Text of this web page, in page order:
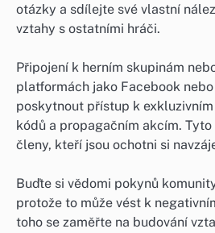
otázky a sdílejte své vlastní
vztahy s ostatními hráči.
Připojení k herním skupinám
platformách jako Facebook
poskytnout přístup k
kódů a propagačním akcím.
členy, kteří jsou ochotni si
Buďte si vědomi pokynů
protože to může vést k
toho se zaměřte na budování